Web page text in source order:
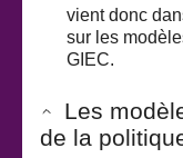
vient donc
sur les
GIEC.
Les
de la